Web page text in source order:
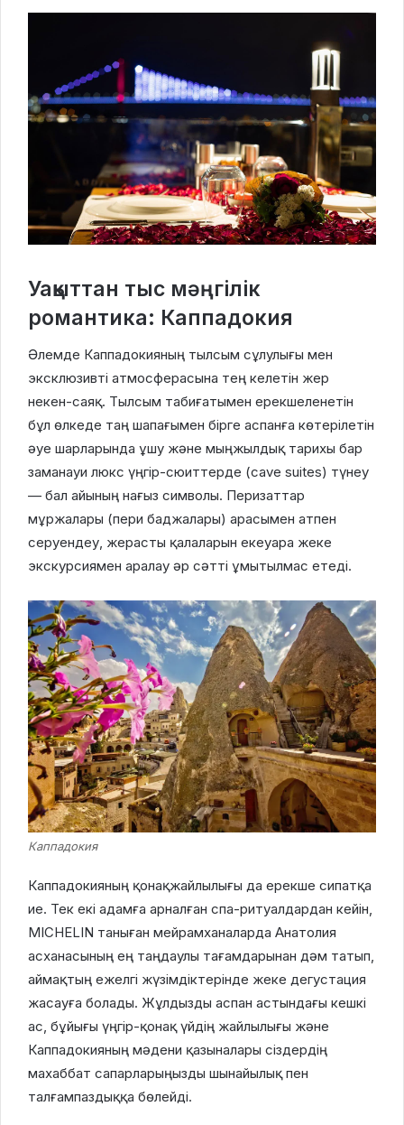
Уақыттан тыс мәңгілік
романтика: Каппадокия
Әлемде Каппадокияның тылсым сұлулығы мен
эксклюзивті атмосферасына тең келетін жер
некен-саяқ. Тылсым табиғатымен ерекшеленетін
бұл өлкеде таң шапағымен бірге аспанға көтерілетін
әуе шарларында ұшу және мыңжылдық тарихы бар
заманауи люкс үңгір-сюиттерде (cave suites) түнеу
— бал айының нағыз символы. Перизаттар
мұржалары (пери баджалары) арасымен атпен
серуендеу, жерасты қалаларын екеуара жеке
экскурсиямен аралау әр сәтті ұмытылмас етеді.
Каппадокия
Каппадокияның қонақжайлылығы да ерекше сипатқа
ие. Тек екі адамға арналған спа-ритуалдардан кейін,
MICHELIN таныған мейрамханаларда Анатолия
асханасының ең таңдаулы тағамдарынан дәм татып,
аймақтың ежелгі жүзімдіктерінде жеке дегустация
жасауға болады. Жұлдызды аспан астындағы кешкі
ас, бұйығы үңгір-қонақ үйдің жайлылығы және
Каппадокияның мәдени қазыналары сіздердің
махаббат сапарларыңызды шынайылық пен
талғампаздыққа бөлейді.